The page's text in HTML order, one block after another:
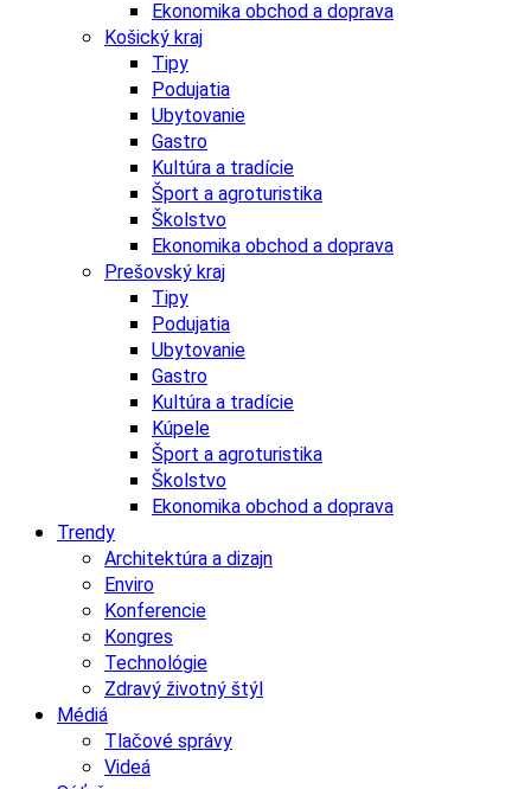
Ekonomika obchod a doprava
Košický kraj
Tipy
Podujatia
Ubytovanie
Gastro
Kultúra a tradície
Šport a agroturistika
Školstvo
Ekonomika obchod a doprava
Prešovský kraj
Tipy
Podujatia
Ubytovanie
Gastro
Kultúra a tradície
Kúpele
Šport a agroturistika
Školstvo
Ekonomika obchod a doprava
Trendy
Architektúra a dizajn
Enviro
Konferencie
Kongres
Technológie
Zdravý životný štýl
Médiá
Tlačové správy
Videá